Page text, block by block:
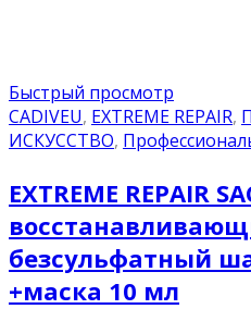
Быстрый просмотр
CADIVEU, EXTREME REPAIR,
ИСКУССТВО,
EXTREME REPAIR
безсульфатный
+маска 10 мл